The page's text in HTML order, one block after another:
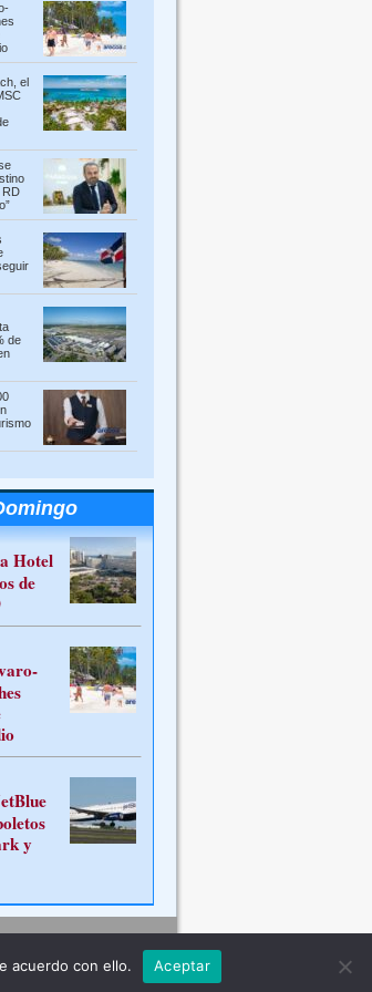
el
RD
de
Hotel
de
y
acuerdo con ello. Aceptar